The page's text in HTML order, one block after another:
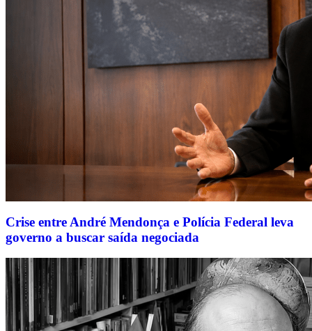
Crise entre André Mendonça e Polícia Federal leva
governo a buscar saída negociada